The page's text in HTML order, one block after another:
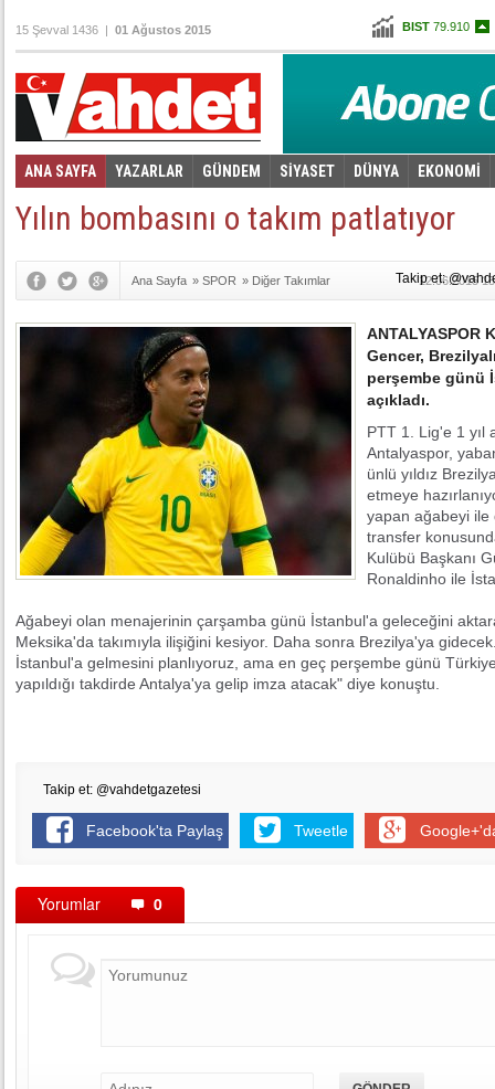
BIST 79.910
Altın97,529
Euro 3,0595
15 Şevval 1436 | 01 Ağustos 2015
ANA SAYFA YAZARLAR GÜNDEM SİYASET DÜNYA EKONOMİ
Foto Galeri Video Galeri
Yılın bombasını o takım patlatıyor
Ana Sayfa » SPOR » Diğer Takımlar 12.06.2015
ANTALYASPOR
Gencer,
perşembe günü
açıkladı.
PTT 1. Lig'e 1 yıl
Antalyaspor,
ünlü yıldız
etmeye
yapan ağabeyi ile
transfer
Kulübü Başkanı
Ronaldinho ile
Ağabeyi olan menajerinin çarşamba günü İstanbul'a geleceğini
Meksika'da takımıyla ilişiğini kesiyor. Daha sonra Brezilya'ya
İstanbul'a gelmesini planlıyoruz, ama en geç perşembe günü
yapıldığı takdirde Antalya'ya gelip imza atacak" diye konuştu.
Takip et: @vahdetgazetesi
Facebook'ta Paylaş Tweetle
Yorumlar 0
Takip et: